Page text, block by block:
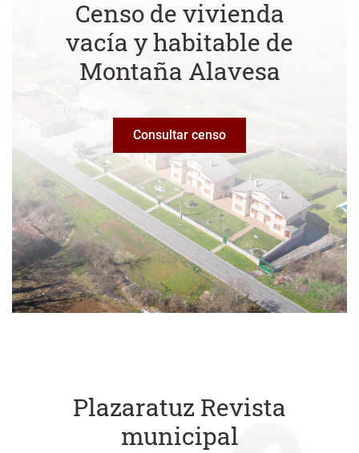
Censo de vivienda
vacía y habitable de
Montaña Alavesa
Consultar censo
Plazaratuz Revista
municipal